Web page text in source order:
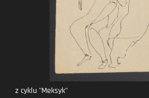
z cyklu "Meksyk"